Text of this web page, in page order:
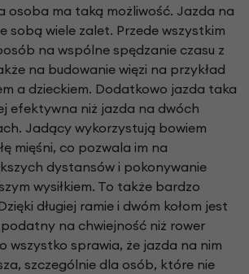
osoba ma taką możliwość. Jazda na
sobą wiele zalet. Przede wszystkim
na wspólne spędzanie czasu z
na budowanie więzi na przykład
a dzieckiem. Dodatkowo jazda taka
efektywna niż jazda na dwóch
Jadący wykorzystują bowiem
mięśni, co pozwala im na
dystansów i pokonywanie
wysiłkiem. To także bardzo
długiej ramie i dwóm kołom jest
na chwiejność niż rower
wszystko sprawia, że jazda na nim
szczególnie dla osób, które nie